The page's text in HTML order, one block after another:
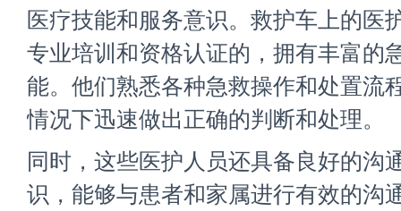
医疗技能和服务意识。救护车上的医
专业培训和资格认证的，拥有丰富的
能。他们熟悉各种急救操作和处置流
情况下迅速做出正确的判断和处理。
同时，这些医护人员还具备良好的沟
识，能够与患者和家属进行有效的沟